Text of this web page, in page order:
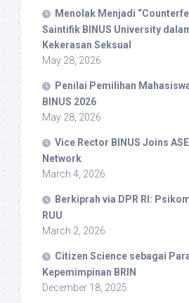
Menolak Menjadi
Saintifik BINUS University
Kekerasan Seksual
May 28, 2026
Penilai Pemilihan
BINUS 2026
May 28, 2026
Vice Rector BINUS Joins
Network
March 4, 2026
Berkiprah via DPR RI:
RUU
March 2, 2026
Citizen Science sebagai
Kepemimpinan BRIN
December 18, 2025